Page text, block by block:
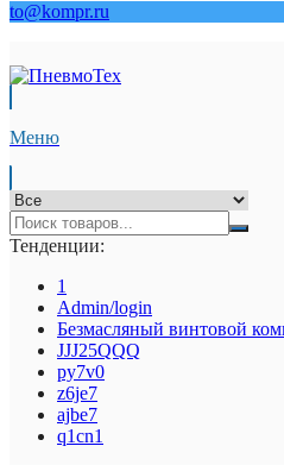
to@kompr.ru
Меню
Тенденции:
1
Admin/login
Безмасляный винтовой
JJJ25QQQ
py7v0
z6je7
ajbe7
q1cn1